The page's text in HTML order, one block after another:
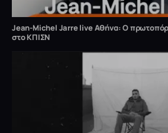
Jean-Michel Jarre live Αθήνα: Ο
στο ΚΠΙΣΝ